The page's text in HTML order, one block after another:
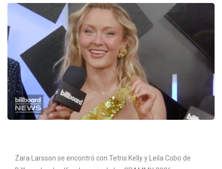
Zara Larsson se encontró con Tetris Kelly y Leila Cobo de